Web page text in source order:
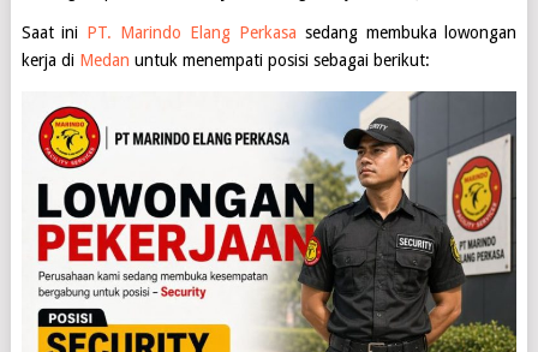
Saat ini PT. Marindo Elang Perkasa sedang membuka lowongan
kerja di Medan untuk menempati posisi sebagai berikut: